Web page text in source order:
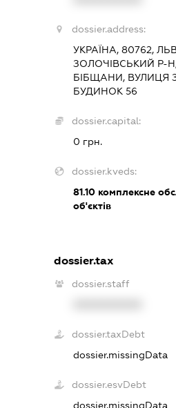
dossier.address:
УКРАЇНА, 80762,
ЗОЛОЧІВСЬКИЙ Р-
БІБЩАНИ, ВУЛИЦЯ
БУДИНОК 56
dossier.capital:
0 грн.
dossier.kveds:
81.10комплексне
об'єктів
dossier.tax
dossier.staff
dossier.taxDebt
dossier.missingData
dossier.esvDebt
dossier.missingData